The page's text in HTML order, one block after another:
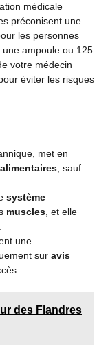
médicale
préconisent une
les personnes
ampoule ou 125
votre médecin
éviter les risques
met en
, sauf
système
muscles, et elle
une
sur avis
des Flandres